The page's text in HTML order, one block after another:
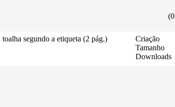
segundo a etiqueta (2 pág.)
Criação
Tamanho
Downloads